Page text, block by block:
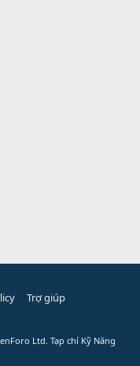
Trợ giúp
Ltd. Tạp chí Kỹ Năng